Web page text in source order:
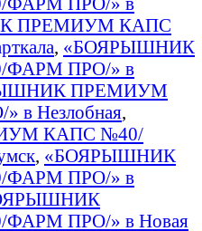
ПРЕМИУМ КАПС
, «БОЯРЫШНИК
ПРО/» в
ПРЕМИУМ
Незлобная,
КАПС №40/
, «БОЯРЫШНИК
ПРО/» в
ПРО/» в Новая